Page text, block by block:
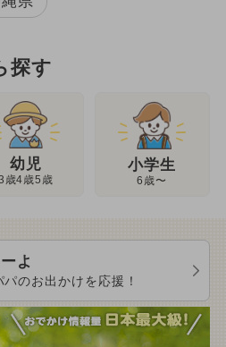
探す
幼児
歳4歳5歳
小学生
6歳〜
よ
のお出かけを応援！